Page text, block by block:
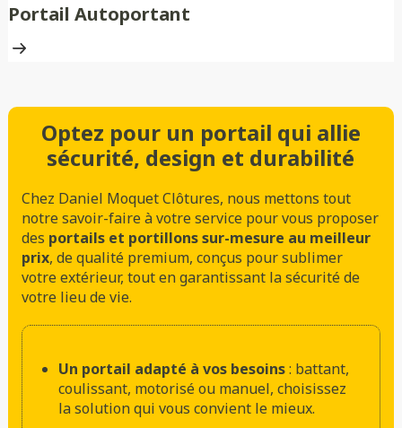
Portail Autoportant
Optez pour un portail qui allie
sécurité, design et durabilité
Chez Daniel Moquet Clôtures, nous mettons tout
notre savoir-faire à votre service pour vous proposer
des portails et portillons sur-mesure au meilleur
prix, de qualité premium, conçus pour sublimer
votre extérieur, tout en garantissant la sécurité de
votre lieu de vie.
Un portail adapté à vos besoins: battant,
coulissant, motorisé ou manuel, choisissez
la solution qui vous convient le mieux.